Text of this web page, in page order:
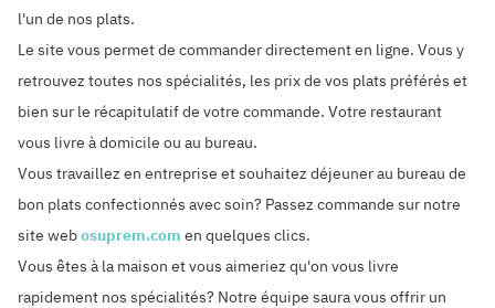
l'un de nos plats.
Le site vous permet de commander directement en ligne. Vous y
retrouvez toutes nos spécialités, les prix de vos plats préférés et
bien sur le récapitulatif de votre commande. Votre restaurant
vous livre à domicile ou au bureau.
Vous travaillez en entreprise et souhaitez déjeuner au bureau de
bon plats confectionnés avec soin? Passez commande sur notre
site webosuprem.com en quelques clics.
Vous êtes à la maison et vous aimeriez qu'on vous livre
rapidement nos spécialités? Notre équipe saura vous offrir un